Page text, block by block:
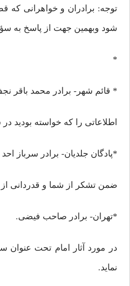
توجه: برادران و خواهرانی که
شود وبهمین جهت از پاسخ به
*
* قائم شهر- برادر محمد باقر
اطلاعاتی را که خواسته بودید در شماره اول مجله (ص
*پادگان جلدیان- برادر سرباز
ضمن تشکر از شما و قدردانی از
*تهران- برادر صاحب فیضی.
در مورد آثار امام تحت عنوان
نماید.